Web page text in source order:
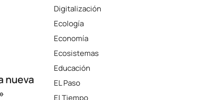
nueva
Digitalización
Ecología
Economía
Ecosistemas
Educación
EL Paso
El Tiempo